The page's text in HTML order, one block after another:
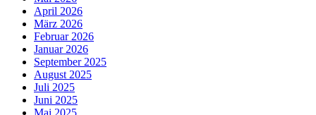
April 2026
März 2026
Februar 2026
Januar 2026
September 2025
August 2025
Juli 2025
Juni 2025